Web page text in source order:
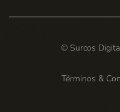
© Surcos
Términos &